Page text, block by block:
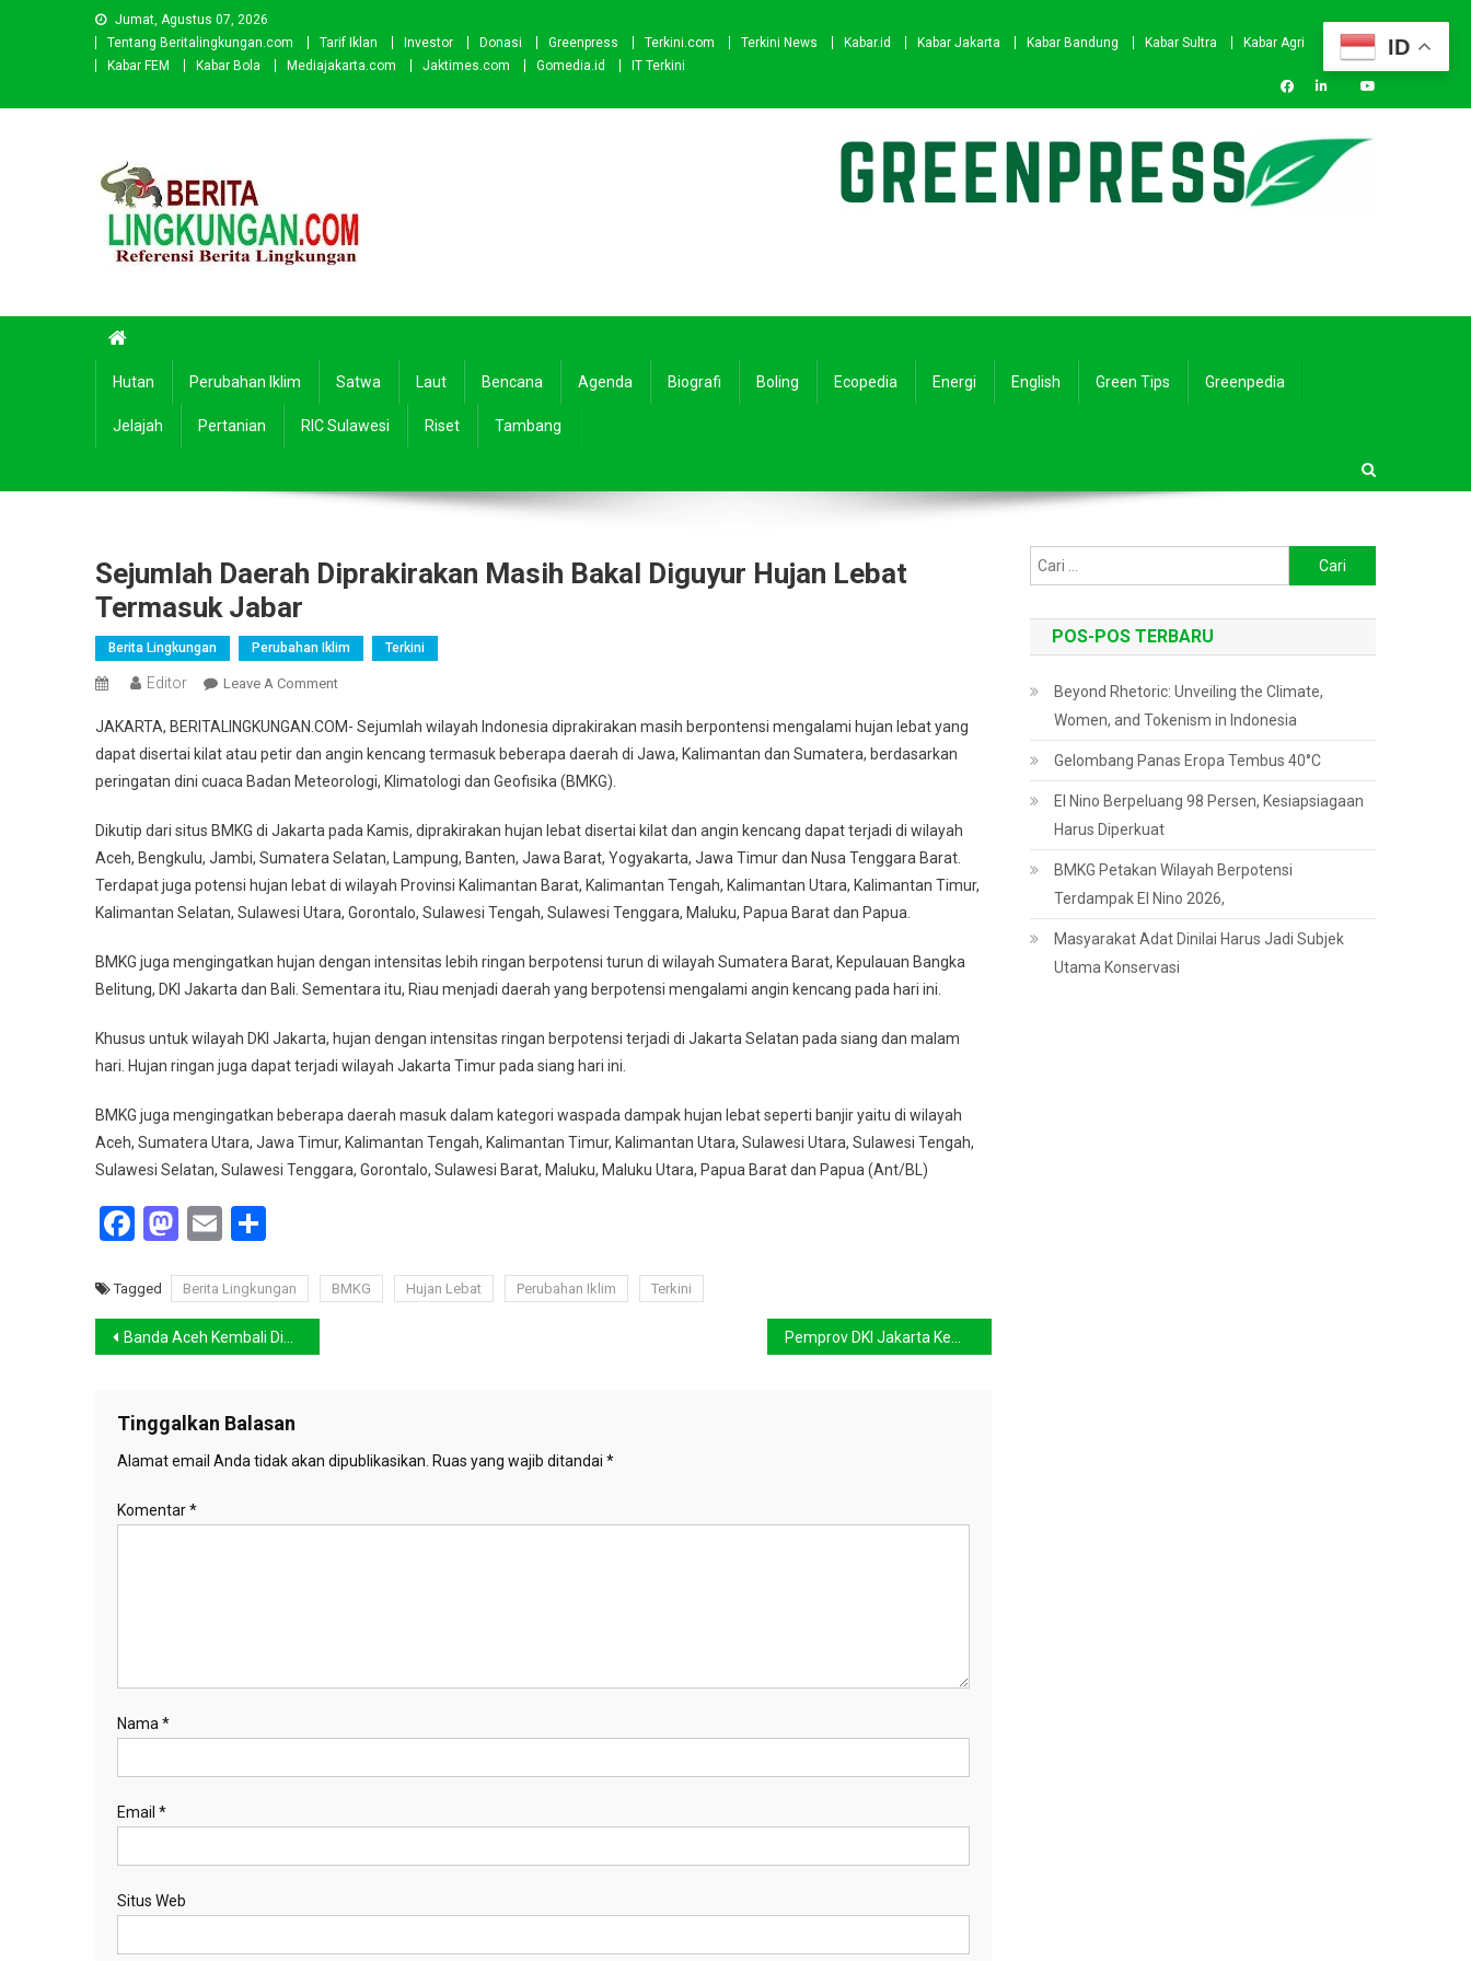
Jumat, Agustus 07, 2026
Tentang Beritalingkungan.com
Tarif Iklan Investor Donasi Greenpress Terkini.com Terkini News Kabar.id Kabar Jakarta Kabar Bandung Kabar Sultra
Kabar Agri
Kabar FEM
Kabar Bola Mediajakarta.com Jaktimes.com Gomedia.id IT Terkini
Hutan Perubahan Iklim Satwa Laut Bencana Agenda Biografi Boling Ecopedia Energi English Green Tips Greenpedia
Jelajah Pertanian RIC Sulawesi Riset Tambang
Sejumlah Daerah Diprakirakan Masih Bakal Diguyur Hujan Lebat
Termasuk Jabar
Berita Lingkungan Perubahan Iklim Terkini
Editor Leave A CommentOn
Daerah
Diprakirakan
Masih
Diguyur
Hujan
Lebat
Termasuk
JAKARTA, BERITALINGKUNGAN.COM- Sejumlah wilayah Indonesia diprakirakan masih berpontensi mengalami hujan lebat yang
dapat disertai kilat atau petir dan angin kencang termasuk beberapa daerah di Jawa, Kalimantan dan Sumatera, berdasarkan
peringatan dini cuaca Badan Meteorologi, Klimatologi dan Geofisika (BMKG).
Dikutip dari situs BMKG di Jakarta pada Kamis, diprakirakan hujan lebat disertai kilat dan angin kencang dapat terjadi di wilayah
Aceh, Bengkulu, Jambi, Sumatera Selatan, Lampung, Banten, Jawa Barat, Yogyakarta, Jawa Timur dan Nusa Tenggara Barat.
Terdapat juga potensi hujan lebat di wilayah Provinsi Kalimantan Barat, Kalimantan Tengah, Kalimantan Utara, Kalimantan Timur,
Kalimantan Selatan, Sulawesi Utara, Gorontalo, Sulawesi Tengah, Sulawesi Tenggara, Maluku, Papua Barat dan Papua.
BMKG juga mengingatkan hujan dengan intensitas lebih ringan berpotensi turun di wilayah Sumatera Barat, Kepulauan Bangka
Belitung, DKI Jakarta dan Bali. Sementara itu, Riau menjadi daerah yang berpotensi mengalami angin kencang pada hari ini.
Khusus untuk wilayah DKI Jakarta, hujan dengan intensitas ringan berpotensi terjadi di Jakarta Selatan pada siang dan malam
hari. Hujan ringan juga dapat terjadi wilayah Jakarta Timur pada siang hari ini.
BMKG juga mengingatkan beberapa daerah masuk dalam kategori waspada dampak hujan lebat seperti banjir yaitu di wilayah
Aceh, Sumatera Utara, Jawa Timur, Kalimantan Tengah, Kalimantan Timur, Kalimantan Utara, Sulawesi Utara, Sulawesi Tengah,
Sulawesi Selatan, Sulawesi Tenggara, Gorontalo, Sulawesi Barat, Maluku, Maluku Utara, Papua Barat dan Papua (Ant/BL)
Facebook
Mastodon
Email
Tagged Berita Lingkungan BMKG Hujan Lebat Perubahan Iklim Terkini
Navigasi
Banda Aceh Kembali Digoyang Gempa Bermagnitudo 5.2
Tinggalkan Balasan
Alamat email Anda tidak akan dipublikasikan. Ruas yang wajib ditandai *
Komentar*
Nama *
Email *
Situs Web
untuk:
POS-POS TERBARU
Beyond Rhetoric: Unveiling the Climate,
Women, and Tokenism in Indonesia
Gelombang Panas Eropa Tembus 40°C
El Nino Berpeluang 98 Persen, Kesiapsiagaan
Harus Diperkuat
BMKG Petakan Wilayah Berpotensi
Terdampak El Nino 2026,
Masyarakat Adat Dinilai Harus Jadi Subjek
Utama Konservasi
ID